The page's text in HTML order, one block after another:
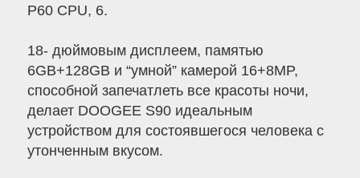
P60 CPU, 6.
18- дюймовым дисплеем, памятью
6GB+128GB и “умной” камерой 16+8MP,
способной запечатлеть все красоты ночи,
делает DOOGEE S90 идеальным
устройством для состоявшегося человека с
утонченным вкусом.